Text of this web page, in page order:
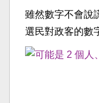
雖然數字不會說
選民對政客的數